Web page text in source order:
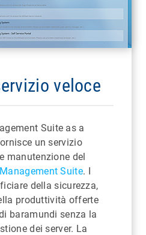
veloce
Suite as a
un servizio
manutenzione del
Suite. I
della sicurezza,
produttività offerte
baramundi senza la
dei server. La